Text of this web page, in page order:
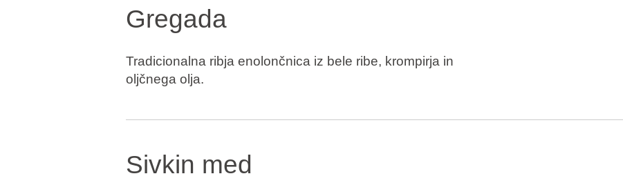
Gregada
Tradicionalna ribja enolončnica iz bele ribe, krompirja in
oljčnega olja.
Sivkin med